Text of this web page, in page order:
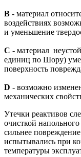
В - материал
воздействиях
и уменьшение
С - материал
единиц по Шору)
поверхность
D - возможно
механических
Утечки реактивов
очисткой
сильнее
испытывались при
температуры